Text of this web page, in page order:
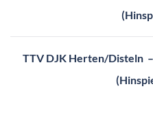
TTV DJK Herten/Disteln